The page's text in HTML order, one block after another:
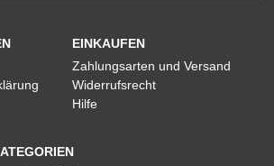
EINKAUFEN
Zahlungsarten und Versand
Widerrufsrecht
Hilfe